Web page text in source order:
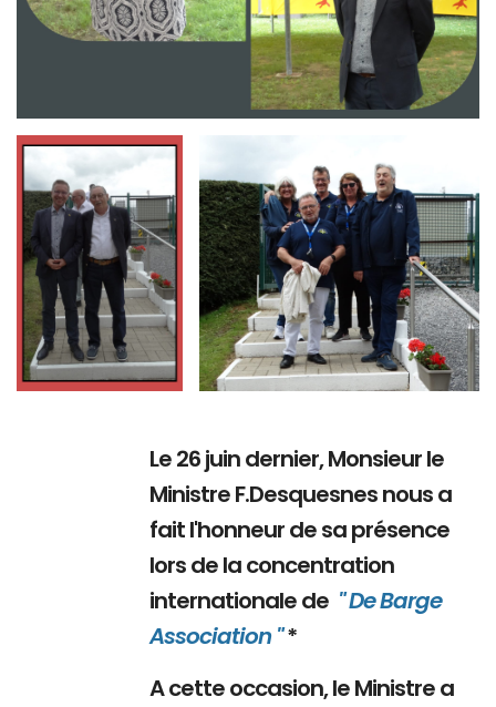
Branding
ARMCHAIR ARMCHAIR
Le 26 juin dernier, Monsieur le
Ministre F.Desquesnes nous a
fait l'honneur de sa présence
lors de la concentration
internationale de " De Barge
Association "*
A cette occasion, le Ministre a